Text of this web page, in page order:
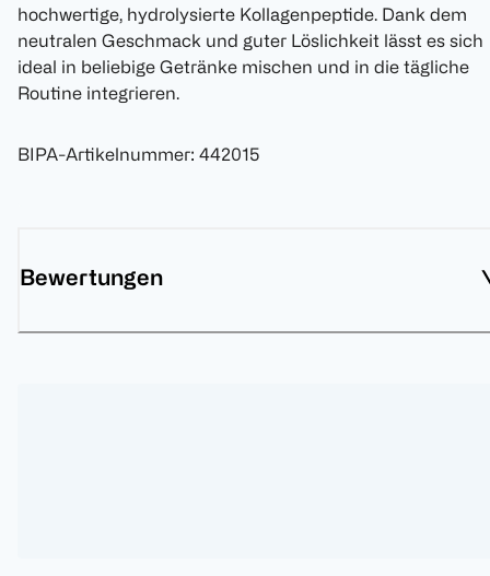
hochwertige, hydrolysierte Kollagenpeptide. Dank dem
neutralen Geschmack und guter Löslichkeit lässt es sich
ideal in beliebige Getränke mischen und in die tägliche
Routine integrieren.
BIPA-Artikelnummer: 442015
Bewertungen